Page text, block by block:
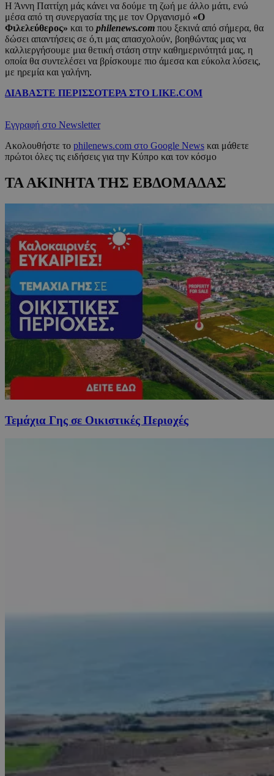
Η Άννη Παττίχη μάς κάνει να δούμε τη ζωή με άλλο μάτι, ενώ
μέσα από τη συνεργασία της με τον Οργανισμό «Ο
Φιλελεύθερος» και το philenews.com που ξεκινά από σήμερα, θα
δώσει απαντήσεις σε ό,τι μας απασχολούν, βοηθώντας μας να
καλλιεργήσουμε μια θετική στάση στην καθημερινότητά μας, η
οποία θα συντελέσει να βρίσκουμε πιο άμεσα και εύκολα λύσεις,
με ηρεμία και γαλήνη.
ΔΙΑΒΑΣΤΕ ΠΕΡΙΣΣΟΤΕΡΑ ΣΤΟ LIKE.COM
Εγγραφή στο Newsletter
Ακολουθήστε το philenews.com στο Google News και μάθετε
πρώτοι όλες τις ειδήσεις για την Κύπρο και τον κόσμο
ΤΑ ΑΚΙΝΗΤΑ ΤΗΣ ΕΒΔΟΜΑΔΑΣ
Τεμάχια Γης σε Οικιστικές Περιοχές